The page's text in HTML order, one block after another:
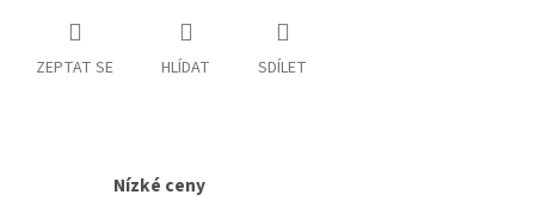
ZEPTAT SE HLÍDAT SDÍLET
Nízké ceny